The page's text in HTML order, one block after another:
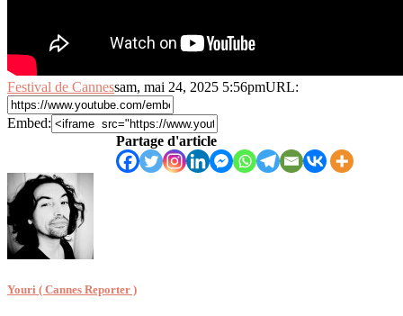
Festival de Cannessam, mai 24, 2025 5:56pmURL:
Embed:
Partage d'article
Youri ( Cannes Reporter )